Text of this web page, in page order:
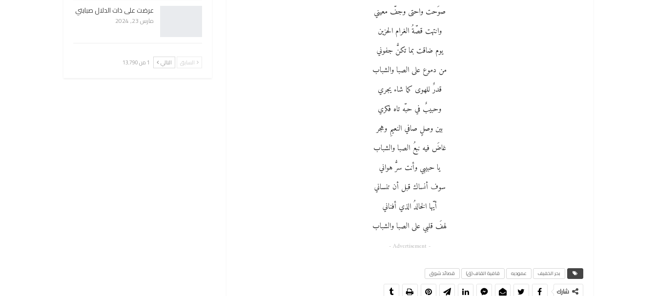
صوَحت واحتى وجفّ معيني
وانتهت قصّةُ الغرام الحزين
يوم ضاقت بما تكنُّ جفوني
من دموع على الصبا والشباب
قدرٌ للهوى كما شاء يجري
وحبيبٌ في حبّه تاه فكري
بين وصلٍ صافي النعيمِ وهجر
غاضَ فيه نبعُ الصبا والشباب
يا حبيبي وأنت سرُّ هواني
سوف أنساك قبل أن تنساني
أيّها الخالدُ الذي أفناني
لهفَ قلبي على الصبا والشباب
- Advertisement -
بحر الخفيف عموديه قافية القاف (ق) قصائد شوق
شارك
عرضت على ذات الدلال صبابتي
مارس 23, 2024
السابق التالي 1 من 13٬790